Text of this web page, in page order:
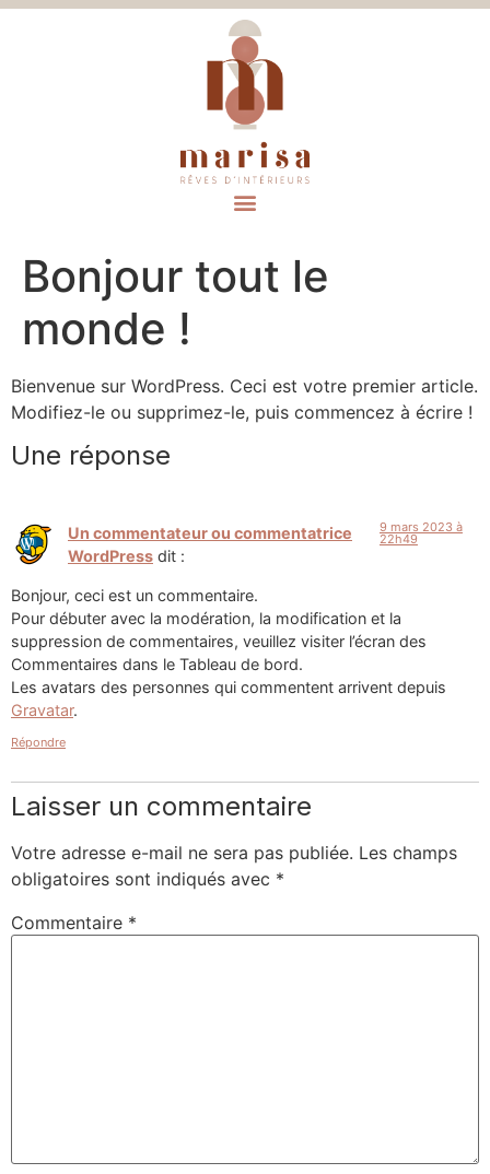
Bonjour tout le
monde !
Bienvenue sur WordPress. Ceci est votre premier article.
Modifiez-le ou supprimez-le, puis commencez à écrire !
Une réponse
Un commentateur ou commentatrice
WordPress dit :
9 mars 2023 à
22h49
Bonjour, ceci est un commentaire.
Pour débuter avec la modération, la modification et la
suppression de commentaires, veuillez visiter l’écran des
Commentaires dans le Tableau de bord.
Les avatars des personnes qui commentent arrivent depuis
Gravatar.
Répondre
Laisser un commentaire
Votre adresse e-mail ne sera pas publiée. Les champs
obligatoires sont indiqués avec *
Commentaire *